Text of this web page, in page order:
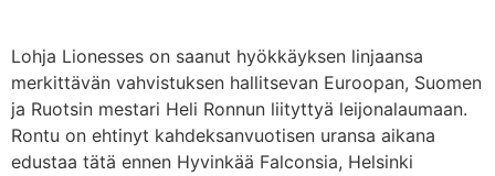
Lohja Lionesses on saanut hyökkäyksen linjaansa
merkittävän vahvistuksen hallitsevan Euroopan, Suomen
ja Ruotsin mestari Heli Ronnun liityttyä leijonalaumaan.
Rontu on ehtinyt kahdeksanvuotisen uransa aikana
edustaa tätä ennen Hyvinkää Falconsia, Helsinki